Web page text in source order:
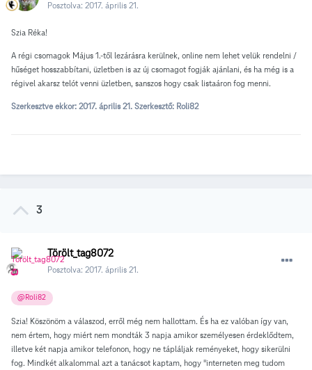
Posztolva: 2017. április 21.
Szia Réka!
A régi csomagok Május 1.-től lezárásra kerülnek, online nem lehet velük rendelni /
hűséget hosszabbítani, üzletben is az új csomagot fogják ajánlani, és ha még is a
régivel akarsz telót venni üzletben, sanszos hogy csak listaáron fog menni.
Szerkesztve ekkor: 2017. április 21. Szerkesztő: Roli82
3
Törölt_tag8072
Posztolva: 2017. április 21.
@Roli82
Szia! Köszönöm a válaszod, erről még nem hallottam. És ha ez valóban így van,
nem értem, hogy miért nem mondták 3 napja amikor személyesen érdeklődtem,
illetve két napja amikor telefonon, hogy ne tápláljak reményeket, hogy sikerülni
fog. Mindkét alkalommal azt a tanácsot kaptam, hogy "interneten meg tudom